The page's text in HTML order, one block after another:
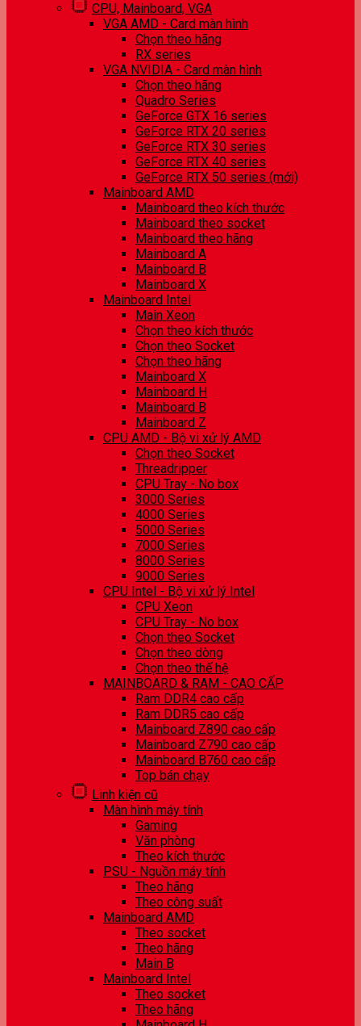
CPU, Mainboard, VGA
VGA AMD - Card màn hình
Chọn theo hãng
RX series
VGA NVIDIA - Card màn hình
Chọn theo hãng
Quadro Series
GeForce GTX 16 series
GeForce RTX 20 series
GeForce RTX 30 series
GeForce RTX 40 series
GeForce RTX 50 series (mới)
Mainboard AMD
Mainboard theo kích thước
Mainboard theo socket
Mainboard theo hãng
Mainboard A
Mainboard B
Mainboard X
Mainboard Intel
Main Xeon
Chọn theo kích thước
Chọn theo Socket
Chọn theo hãng
Mainboard X
Mainboard H
Mainboard B
Mainboard Z
CPU AMD - Bộ vi xử lý AMD
Chọn theo Socket
Threadripper
CPU Tray - No box
3000 Series
4000 Series
5000 Series
7000 Series
8000 Series
9000 Series
CPU Intel - Bộ vi xử lý Intel
CPU Xeon
CPU Tray - No box
Chọn theo Socket
Chọn theo dòng
Chọn theo thế hệ
MAINBOARD & RAM - CAO CẤP
Ram DDR4 cao cấp
Ram DDR5 cao cấp
Mainboard Z890 cao cấp
Mainboard Z790 cao cấp
Mainboard B760 cao cấp
Top bán chạy
Linh kiện cũ
Màn hình máy tính
Gaming
Văn phòng
Theo kích thước
PSU - Nguồn máy tính
Theo hãng
Theo công suất
Mainboard AMD
Theo socket
Theo hãng
Main B
Mainboard Intel
Theo socket
Theo hãng